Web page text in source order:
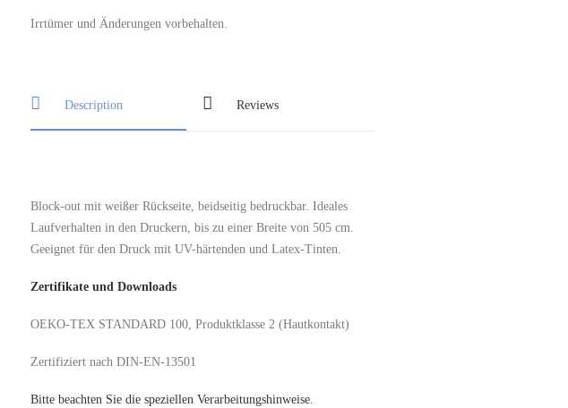
Irrtümer und Änderungen vorbehalten.
Description Reviews
Block-out mit weißer Rückseite, beidseitig bedruckbar. Ideales
Laufverhalten in den Druckern, bis zu einer Breite von 505 cm.
Geeignet für den Druck mit UV-härtenden und Latex-Tinten.
Zertifikate und Downloads
OEKO-TEX STANDARD 100, Produktklasse 2 (Hautkontakt)
Zertifiziert nach DIN-EN-13501
Bitte beachten Sie die speziellen Verarbeitungshinweise.